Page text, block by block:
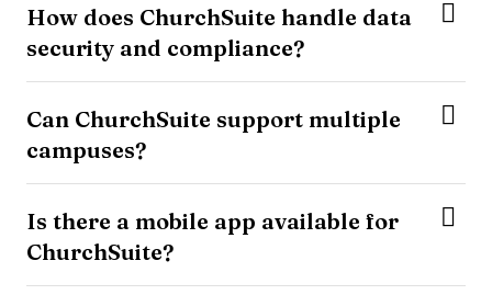
How does ChurchSuite handle data
security and compliance?
Can ChurchSuite support multiple
campuses?
Is there a mobile app available for
ChurchSuite?